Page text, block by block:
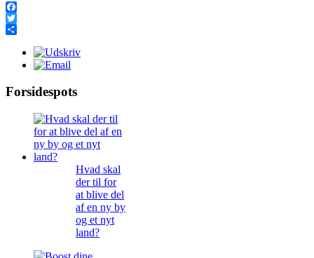
Facebook
Twitter
Forsidespots
Hvad skal
der til for
at blive del
af en ny by
og et nyt
land?